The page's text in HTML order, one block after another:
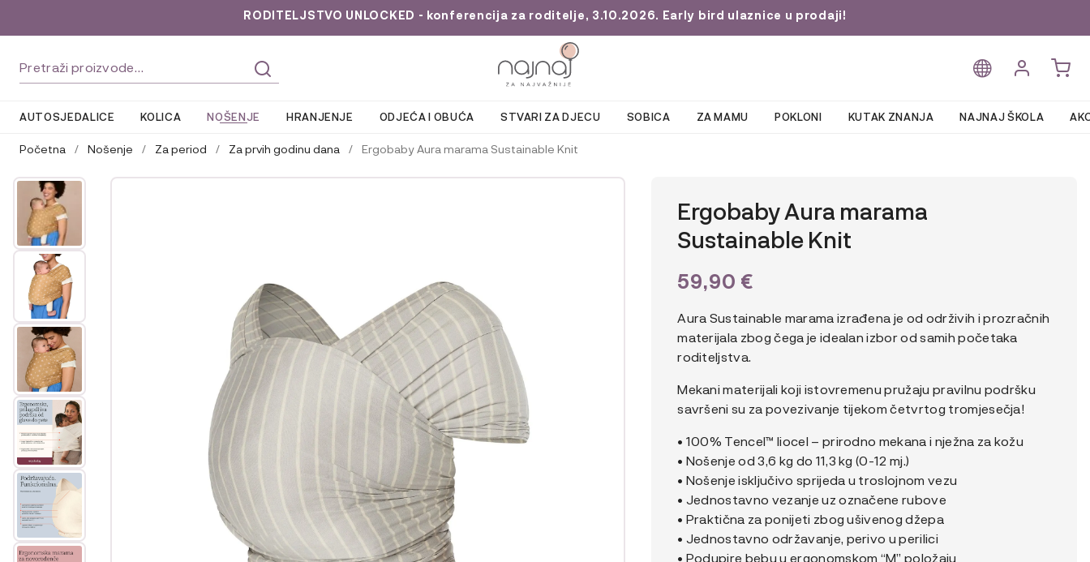
RODITELJSTVO UNLOCKED - konferencija za roditelje, 3.10.2026. Early bird ulaznice u prodaji!
AUTOSJEDALICE KOLICA NOŠENJE HRANJENJE ODJEĆA I OBUĆA STVARI ZA DJECU SOBICA ZA MAMU POKLONI KUTAK ZNANJA NAJNAJ ŠKOLA
na
do
Početna / Nošenje / Za period / Za prvih godinu dana / Ergobaby Aura marama Sustainable Knit
Ergobaby Aura marama
Sustainable Knit
59,90 €
Aura Sustainable marama izrađena je od održivih i prozračnih
materijala zbog čega je idealan izbor od samih početaka
roditeljstva.
Mekani materijali koji istovremenu pružaju pravilnu podršku
savršeni su za povezivanje tijekom četvrtog tromjesečja!
• 100% Tencel™ liocel – prirodno mekana i nježna za kožu
• Nošenje od 3,6 kg do 11,3 kg (0-12 mj.)
• Nošenje isključivo sprijeda u troslojnom vezu
• Jednostavno vezanje uz označene rubove
• Praktična za ponijeti zbog ušivenog džepa
• Jednostavno održavanje, perivo u perilici
• Podupire bebu u ergonomskom “M” položaju